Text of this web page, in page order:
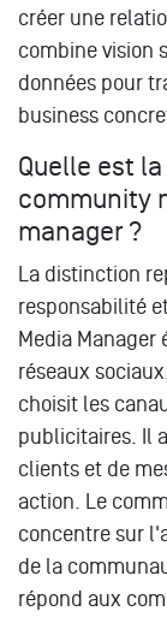
créer une
combine vision
données pour
business
Quelle est
community
manager ?
La distinction
responsabilité
Media
réseaux
choisit les
publicitaires. Il
clients et de
action. Le
concentre sur
de la
répond aux